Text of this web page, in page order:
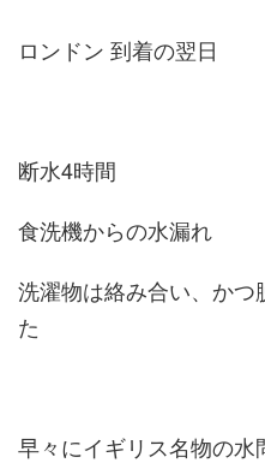
ロンドン 到着の翌日
断水4時間
食洗機からの水漏れ
洗濯物は絡み合い、か
た
早々にイギリス名物の水